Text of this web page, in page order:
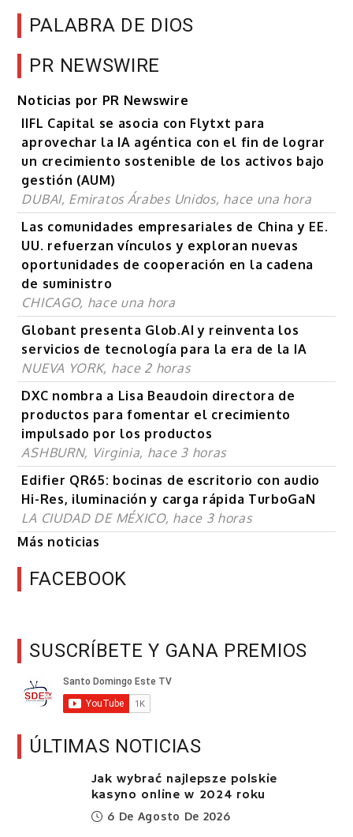
PALABRA DE DIOS
PR NEWSWIRE
Noticias por PR Newswire
IIFL Capital se asocia con Flytxt para
aprovechar la IA agéntica con el fin de lograr
un crecimiento sostenible de los activos bajo
gestión (AUM)
DUBAI, Emiratos Árabes Unidos, hace una hora
Las comunidades empresariales de China y EE.
UU. refuerzan vínculos y exploran nuevas
oportunidades de cooperación en la cadena
de suministro
CHICAGO, hace una hora
Globant presenta Glob.AI y reinventa los
servicios de tecnología para la era de la IA
NUEVA YORK, hace 2 horas
DXC nombra a Lisa Beaudoin directora de
productos para fomentar el crecimiento
impulsado por los productos
ASHBURN, Virginia, hace 3 horas
Edifier QR65: bocinas de escritorio con audio
Hi-Res, iluminación y carga rápida TurboGaN
LA CIUDAD DE MÉXICO, hace 3 horas
Más noticias
FACEBOOK
SUSCRÍBETE Y GANA PREMIOS
ÚLTIMAS NOTICIAS
Jak wybrać najlepsze polskie
kasyno online w 2024 roku
6 De Agosto De 2026